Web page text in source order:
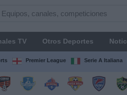
TV Otros Deportes
Premier League Serie A Italiana